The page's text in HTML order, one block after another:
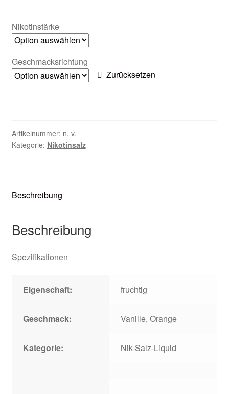
Nikotintabelle
Unsere Standorte
Nikotinstärke
Geschmacksrichtung
Zurücksetzen
Artikelnummer: n. v.
Kategorie: Nikotinsalz
Beschreibung
Beschreibung
Spezifikationen
Eigenschaft: fruchtig
Geschmack: Vanille, Orange
Kategorie: Nik-Salz-Liquid